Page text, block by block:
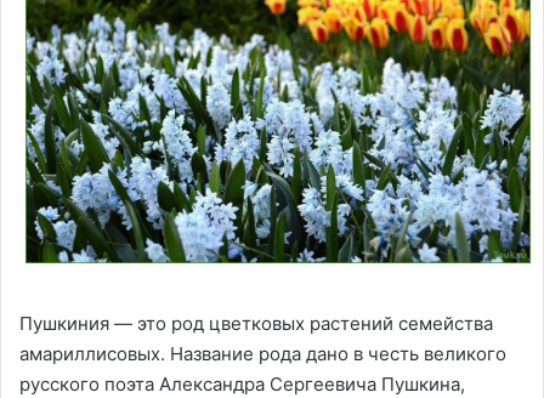
Пушкиния — это род цветковых растений семейства
амариллисовых. Название рода дано в честь великого
русского поэта Александра Сергеевича Пушкина,